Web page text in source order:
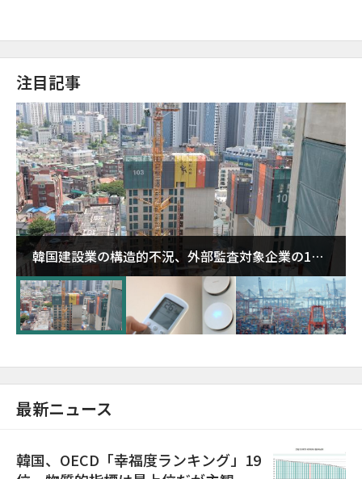
注目記事
韓国建設業の構造的不況、外部監査対象企業の1割
超が「ゾンビ企業」に…5年で2.8倍増
最新ニュース
韓国、OECD「幸福度ランキング」19